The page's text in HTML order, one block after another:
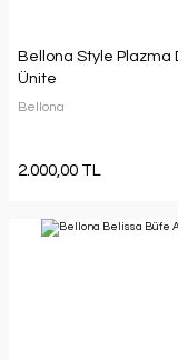
Bellona Style Plazma
Ünite
Bellona
2.000,00 TL